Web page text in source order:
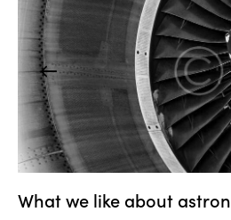
What we like about